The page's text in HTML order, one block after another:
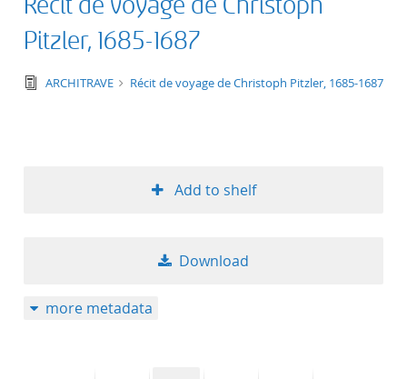
Récit de voyage de Christoph
Pitzler, 1685-1687
text/tg.edition+tg.aggregation+xml
ARCHITRAVE Récit de voyage de Christoph Pitzler, 1685-1687
Add to shelf
Download
more metadata